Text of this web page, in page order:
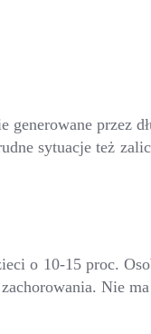
przez
sytuacje też
o 10-15 proc.
Nie